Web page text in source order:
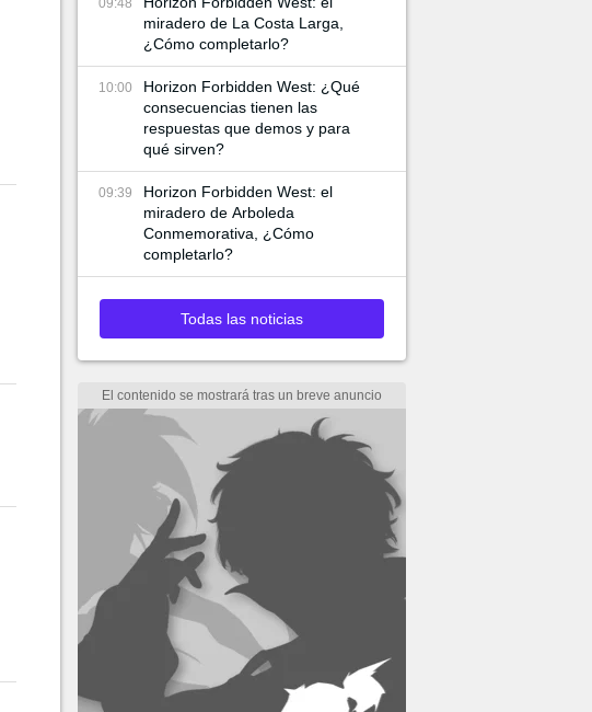
09:48
miradero de La Costa Larga,
¿Cómo completarlo?
10:00
Horizon Forbidden West: ¿Qué
consecuencias tienen las
respuestas que demos y para
qué sirven?
09:39
Horizon Forbidden West: el
miradero de Arboleda
Conmemorativa, ¿Cómo
completarlo?
Todas las noticias